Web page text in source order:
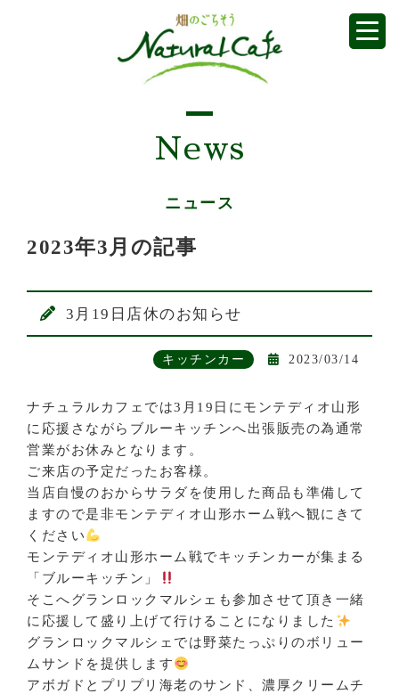
News
ニュース
2023年3月の記事
3月19日店休のお知らせ
キッチンカー 2023/03/14
ナチュラルカフェでは3月19日にモンテディオ山形
に応援さながらブルーキッチンへ出張販売の為通常
営業がお休みとなります。
ご来店の予定だったお客様。
当店自慢のおからサラダを使用した商品も準備して
ますので是非モンテディオ山形ホーム戦へ観にきて
ください
モンテディオ山形ホーム戦でキッチンカーが集まる
「ブルーキッチン」
そこへグランロックマルシェも参加させて頂き一緒
に応援して盛り上げて行けることになりました
グランロックマルシェでは野菜たっぷりのボリュー
ムサンドを提供します
アボガドとプリプリ海老のサンド、濃厚クリームチ